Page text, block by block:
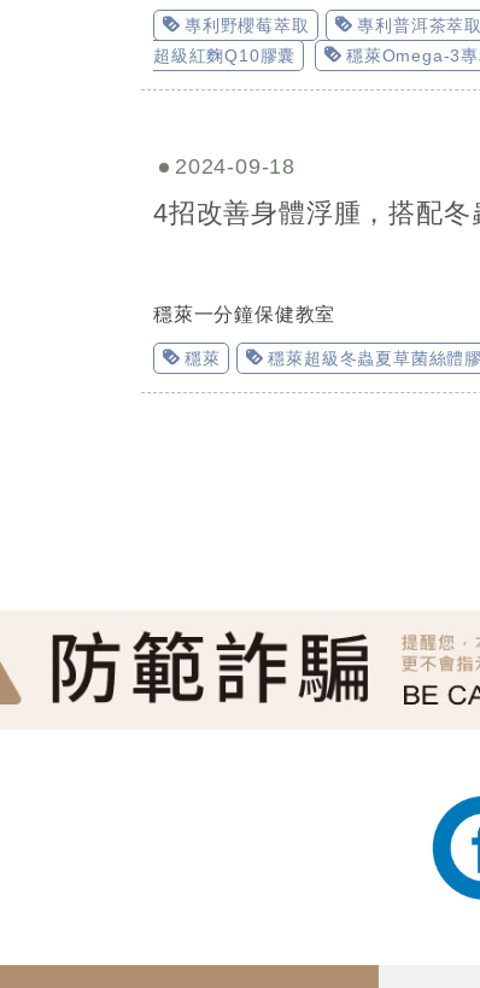
專利野櫻莓萃取 專利普洱茶萃取
超級紅麴Q10膠囊
穩萊Omega-3
2024-09-18
4招改善身體浮腫，搭配冬
穩萊一分鐘保健教室
穩萊 穩萊超級冬蟲夏草菌絲體